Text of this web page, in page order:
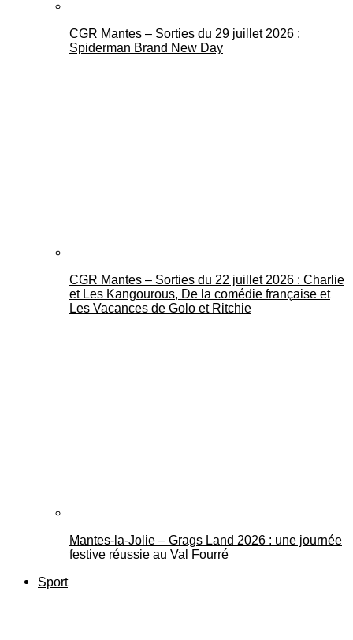
CGR Mantes – Sorties du 29 juillet 2026 :
Spiderman Brand New Day
CGR Mantes – Sorties du 22 juillet 2026 : Charlie
et Les Kangourous, De la comédie française et
Les Vacances de Golo et Ritchie
Mantes-la-Jolie – Grags Land 2026 : une journée
festive réussie au Val Fourré
Sport